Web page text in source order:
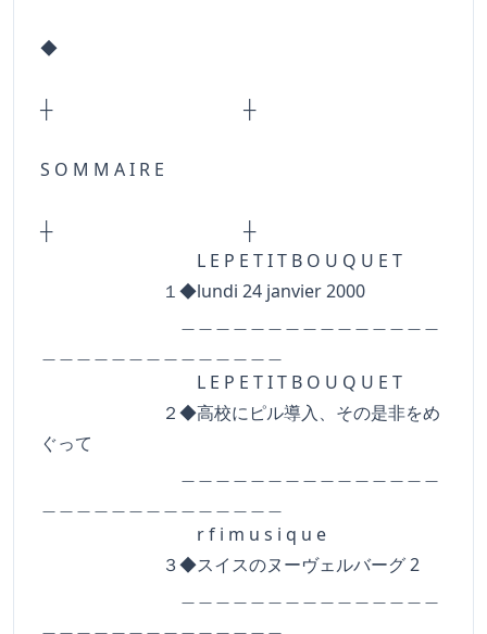
◆
┼ ┼
S O M M A I R E
┼ ┼
L E P E T I T B O U Q U E T
１◆lundi 24 janvier 2000
L E P E T I T B O U Q U E T
２◆高校にピル導入、その是非をめ
ぐって
r f i m u s i q u e
３◆スイスのヌーヴェルバーグ 2